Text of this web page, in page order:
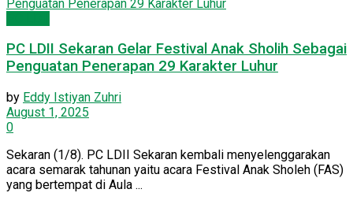
PC LDII Sekaran Gelar Festival Anak Sholih Sebagai
Penguatan Penerapan 29 Karakter Luhur
by Eddy Istiyan Zuhri
August 1, 2025
0
Sekaran (1/8). PC LDII Sekaran kembali menyelenggarakan
acara semarak tahunan yaitu acara Festival Anak Sholeh (FAS)
yang bertempat di Aula ...